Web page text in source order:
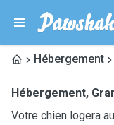
Hébergement
Hébergement,
Votre chien logera